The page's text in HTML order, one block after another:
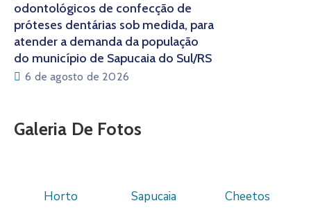
odontológicos de confecção de
próteses dentárias sob medida, para
atender a demanda da população
do município de Sapucaia do Sul/RS
6 de agosto de 2026
Galeria De Fotos
Horto Sapucaia Cheetos